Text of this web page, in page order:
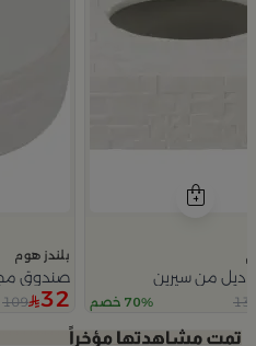
من سيرين
70% خصم
بلندز هوم
صندوق
32
109
Slide 2 of 5